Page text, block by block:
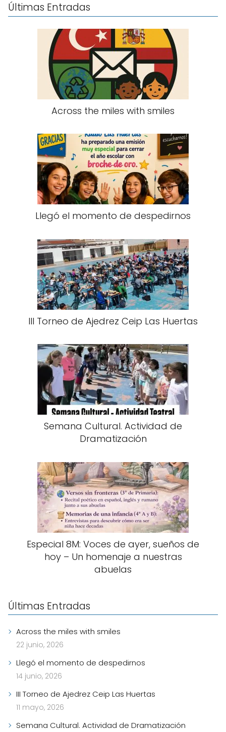
Últimas Entradas
Across the miles with smiles
Llegó el momento de despedirnos
III Torneo de Ajedrez Ceip Las Huertas
Semana Cultural. Actividad de
Dramatización
Especial 8M: Voces de ayer, sueños de
hoy – Un homenaje a nuestras
abuelas
Últimas Entradas
Across the miles with smiles
22 junio, 2026
Llegó el momento de despedirnos
14 junio, 2026
III Torneo de Ajedrez Ceip Las Huertas
11 mayo, 2026
Semana Cultural. Actividad de Dramatización